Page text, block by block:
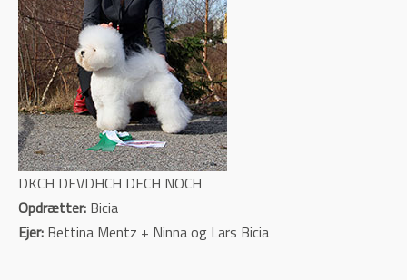
DKCH DEVDHCH DECH NOCH
Opdrætter: Bicia
Ejer: Bettina Mentz + Ninna og Lars Bicia